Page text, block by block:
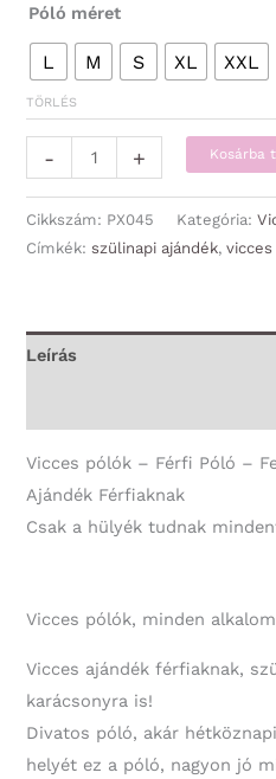
Póló méret
L M S XL XXL
TÖRLÉS
-
Pólók
-
Férfi
mindent
-
Vicces
mennyiség
+ Kosárba
Cikkszám: PX045 Kategória:
Címkék:szülinapi ajándék,vicces
Leírás
Vicces pólók – Férfi Póló –
Ajándék Férfiaknak
Csak a hülyék tudnak
Vicces pólók, minden
Vicces ajándék férfiaknak,
karácsonyra is!
Divatos póló, akár
helyét ez a póló, nagyon jó